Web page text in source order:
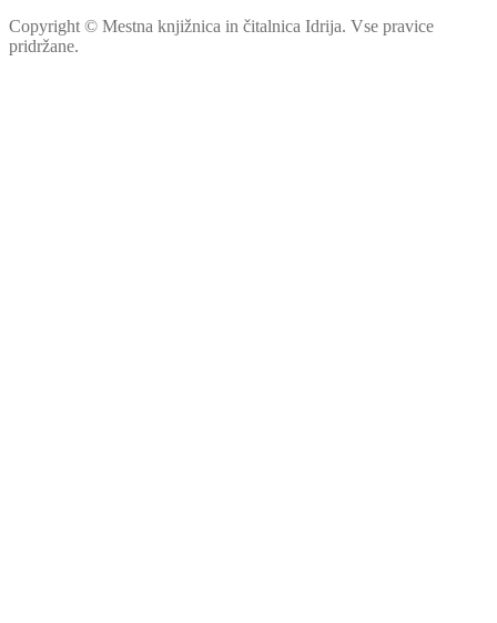
Copyright © Mestna knjižnica in čitalnica Idrija. Vse pravice
pridržane.